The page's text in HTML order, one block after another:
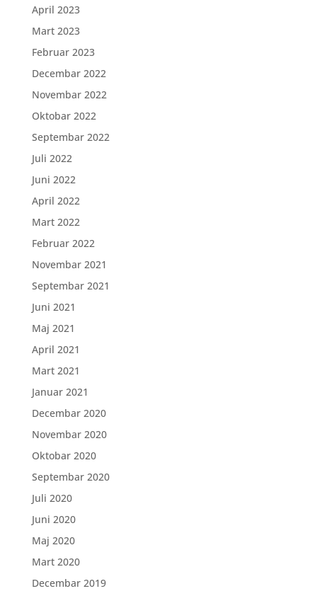
April 2023
Mart 2023
Februar 2023
Decembar 2022
Novembar 2022
Oktobar 2022
Septembar 2022
Juli 2022
Juni 2022
April 2022
Mart 2022
Februar 2022
Novembar 2021
Septembar 2021
Juni 2021
Maj 2021
April 2021
Mart 2021
Januar 2021
Decembar 2020
Novembar 2020
Oktobar 2020
Septembar 2020
Juli 2020
Juni 2020
Maj 2020
Mart 2020
Decembar 2019